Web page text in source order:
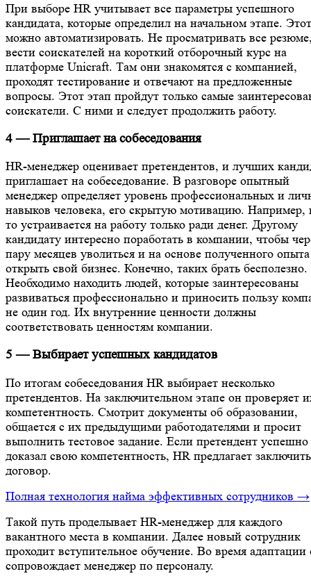
При выборе HR учитывает все параметры успешного
кандидата, которые определил на начальном этапе.
можно автоматизировать. Не просматривать все
вести соискателей на короткий отборочный курс на
платформе Unicraft. Там они знакомятся с компанией,
проходят тестирование и отвечают на предложенные
вопросы. Этот этап пройдут только самые
соискатели. С ними и следует продолжить работу.
4 — Приглашает на собеседования
HR-менеджер оценивает претендентов, и лучших
приглашает на собеседование. В разговоре опытный
менеджер определяет уровень профессиональных и
навыков человека, его скрытую мотивацию. Например,
то устраивается на работу только ради денег. Другому
кандидату интересно поработать в компании, чтобы
пару месяцев уволиться и на основе полученного опыта
открыть свой бизнес. Конечно, таких брать бесполезно.
Необходимо находить людей, которые заинтересованы
развиваться профессионально и приносить пользу
не один год. Их внутренние ценности должны
соответствовать ценностям компании.
5 — Выбирает успешных кандидатов
По итогам собеседования HR выбирает несколько
претендентов. На заключительном этапе он проверяет
компетентность. Смотрит документы об образовании,
общается с их предыдущими работодателями и просит
выполнить тестовое задание. Если претендент успешно
доказал свою компетентность, HR предлагает заключить
договор.
Полная технология найма эффективных сотрудников →
Такой путь проделывает HR-менеджер для каждого
вакантного места в компании. Далее новый сотрудник
проходит вступительное обучение. Во время адаптации
сопровождает менеджер по персоналу.